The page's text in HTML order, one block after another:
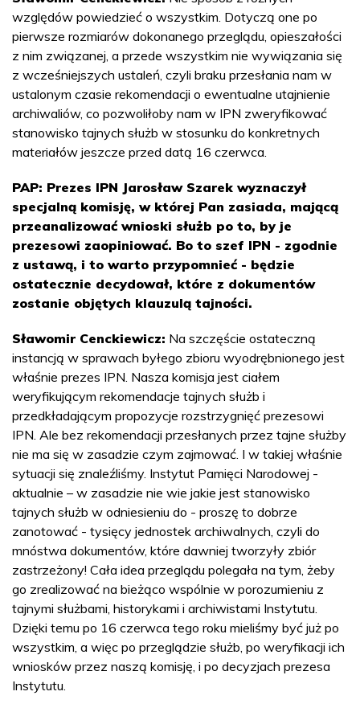
względów powiedzieć o wszystkim. Dotyczą one po
pierwsze rozmiarów dokonanego przeglądu, opieszałości
z nim związanej, a przede wszystkim nie wywiązania się
z wcześniejszych ustaleń, czyli braku przesłania nam w
ustalonym czasie rekomendacji o ewentualne utajnienie
archiwaliów, co pozwoliłoby nam w IPN zweryfikować
stanowisko tajnych służb w stosunku do konkretnych
materiałów jeszcze przed datą 16 czerwca.
PAP: Prezes IPN Jarosław Szarek wyznaczył
specjalną komisję, w której Pan zasiada, mającą
przeanalizować wnioski służb po to, by je
prezesowi zaopiniować. Bo to szef IPN - zgodnie
z ustawą, i to warto przypomnieć - będzie
ostatecznie decydował, które z dokumentów
zostanie objętych klauzulą tajności.
Sławomir Cenckiewicz: Na szczęście ostateczną
instancją w sprawach byłego zbioru wyodrębnionego jest
właśnie prezes IPN. Nasza komisja jest ciałem
weryfikującym rekomendacje tajnych służb i
przedkładającym propozycje rozstrzygnięć prezesowi
IPN. Ale bez rekomendacji przesłanych przez tajne służby
nie ma się w zasadzie czym zajmować. I w takiej właśnie
sytuacji się znaleźliśmy. Instytut Pamięci Narodowej -
aktualnie – w zasadzie nie wie jakie jest stanowisko
tajnych służb w odniesieniu do - proszę to dobrze
zanotować - tysięcy jednostek archiwalnych, czyli do
mnóstwa dokumentów, które dawniej tworzyły zbiór
zastrzeżony! Cała idea przeglądu polegała na tym, żeby
go zrealizować na bieżąco wspólnie w porozumieniu z
tajnymi służbami, historykami i archiwistami Instytutu.
Dzięki temu po 16 czerwca tego roku mieliśmy być już po
wszystkim, a więc po przeglądzie służb, po weryfikacji ich
wniosków przez naszą komisję, i po decyzjach prezesa
Instytutu.